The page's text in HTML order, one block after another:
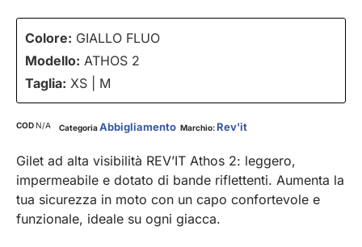
Colore: GIALLO FLUO
Modello: ATHOS 2
Taglia: XS | M
COD N/A CategoriaAbbigliamento Marchio:Rev'it
Gilet ad alta visibilità REV’IT Athos 2: leggero,
impermeabile e dotato di bande riflettenti. Aumenta la
tua sicurezza in moto con un capo confortevole e
funzionale, ideale su ogni giacca.